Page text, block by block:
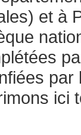
et à
par
ici